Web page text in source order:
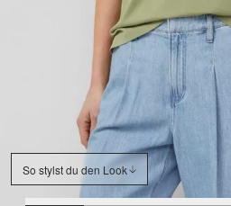
So stylst du den Look